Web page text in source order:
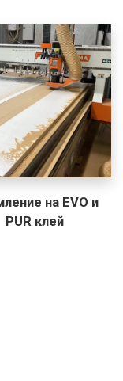
на EVO и
PUR клей